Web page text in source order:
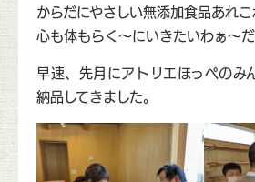
からだにやさしい無添加食品あれこ
心も体もらく〜にいきたいわぁ〜だ
早速、先月にアトリエほっぺのみ
納品してきました。